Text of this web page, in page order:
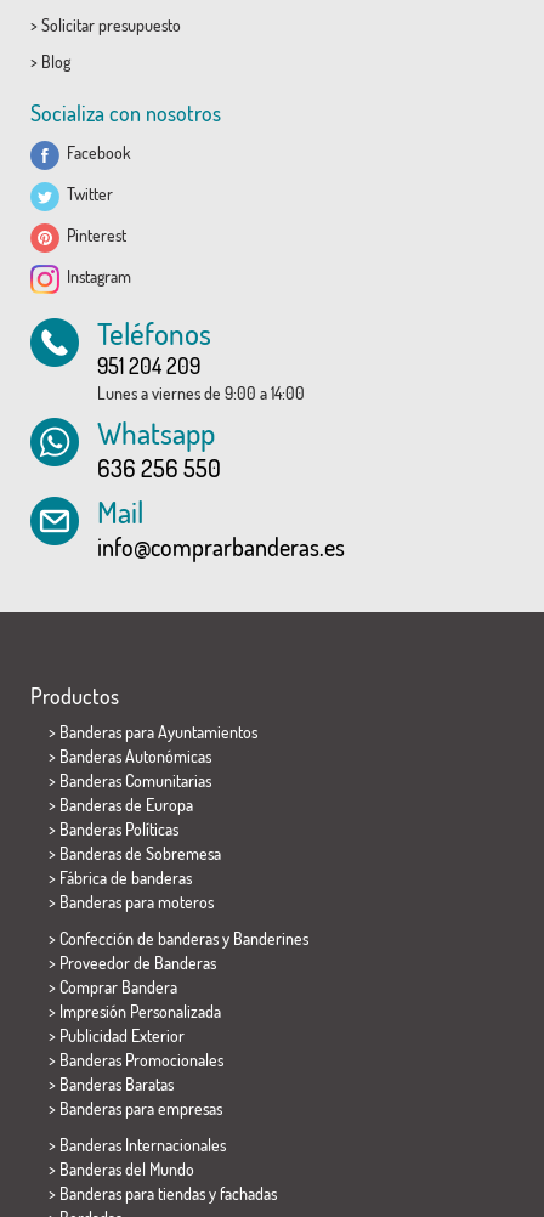
> Solicitar presupuesto
> Blog
Socializa con nosotros
Facebook
Twitter
Pinterest
Instagram
Teléfonos
951 204 209
Lunes a viernes de 9:00 a 14:00
Whatsapp
636 256 550
Mail
info@comprarbanderas.es
Productos
> Banderas para Ayuntamientos
> Banderas Autonómicas
> Banderas Comunitarias
> Banderas de Europa
> Banderas Políticas
> Banderas de Sobremesa
> Fábrica de banderas
> Banderas para moteros
> Confección de banderas y Banderines
> Proveedor de Banderas
> Comprar Bandera
> Impresión Personalizada
> Publicidad Exterior
> Banderas Promocionales
> Banderas Baratas
> Banderas para empresas
> Banderas Internacionales
> Banderas del Mundo
> Banderas para tiendas y fachadas